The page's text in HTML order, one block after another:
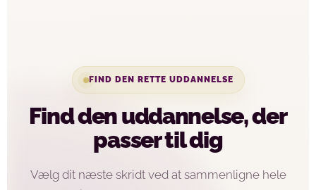
FIND DEN RETTE UDDANNELSE
Find den uddannelse, der
passer til dig
Vælg dit næste skridt ved at sammenligne hele